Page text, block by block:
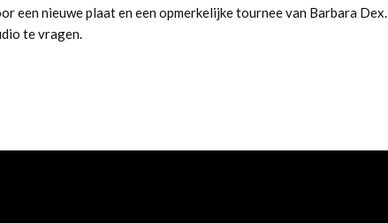
een nieuwe plaat en een opmerkelijke tournee van Barbara Dex.
te vragen.